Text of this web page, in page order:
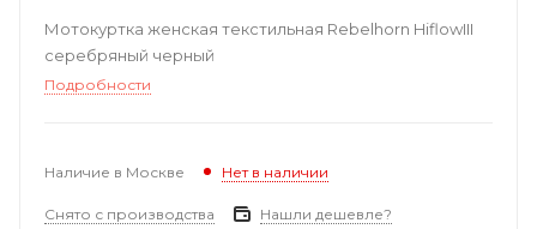
Мотокуртка женская текстильная Rebelhorn HiflowIII
серебряный черный
Подробности
Наличие в Москве Нет в наличии
Снято с производства Нашли дешевле?